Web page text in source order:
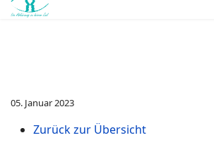
05. Januar 2023
Zurück zur Übersicht